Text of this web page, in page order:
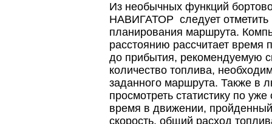
Из необычных функций
НАВИГАТОР следует отметить
планирования маршрута.
расстоянию рассчитает время
до прибытия, рекомендуемую
количество топлива,
заданного маршрута. Также в
просмотреть статистику по
время в движении,
скорость, общий расход